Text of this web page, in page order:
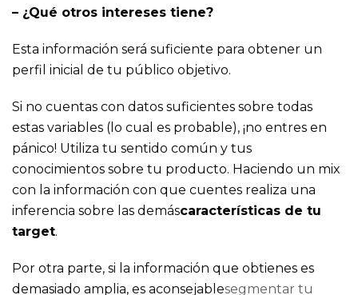
– ¿Qué otros intereses tiene?
Esta información será suficiente para obtener un
perfil inicial de tu público objetivo.
Si no cuentas con datos suficientes sobre todas
estas variables (lo cual es probable), ¡no entres en
pánico! Utiliza tu sentido común y tus
conocimientos sobre tu producto. Haciendo un mix
con la información con que cuentes realiza una
inferencia sobre las demáscaracterísticas de tu
target.
Por otra parte, si la información que obtienes es
demasiado amplia, es aconsejablesegmentar tu